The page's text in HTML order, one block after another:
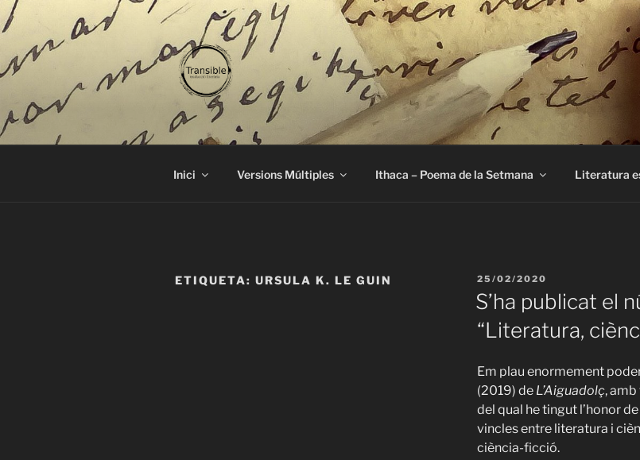
Vés
al
contingut
TRANSIBLE
traducció literària
Inici Versions Múltiples Ithaca – Poema de la Setmana Literatura
ETIQUETA: URSULA K. LE GUIN
PUBLICAT
A
25/02/2020
S’ha publicat el
“Literatura,
Em plau enormement
(2019) de L’Aiguadolç,
del qual he tingut l’honor
vincles entre literatura i
ciència-ficció.